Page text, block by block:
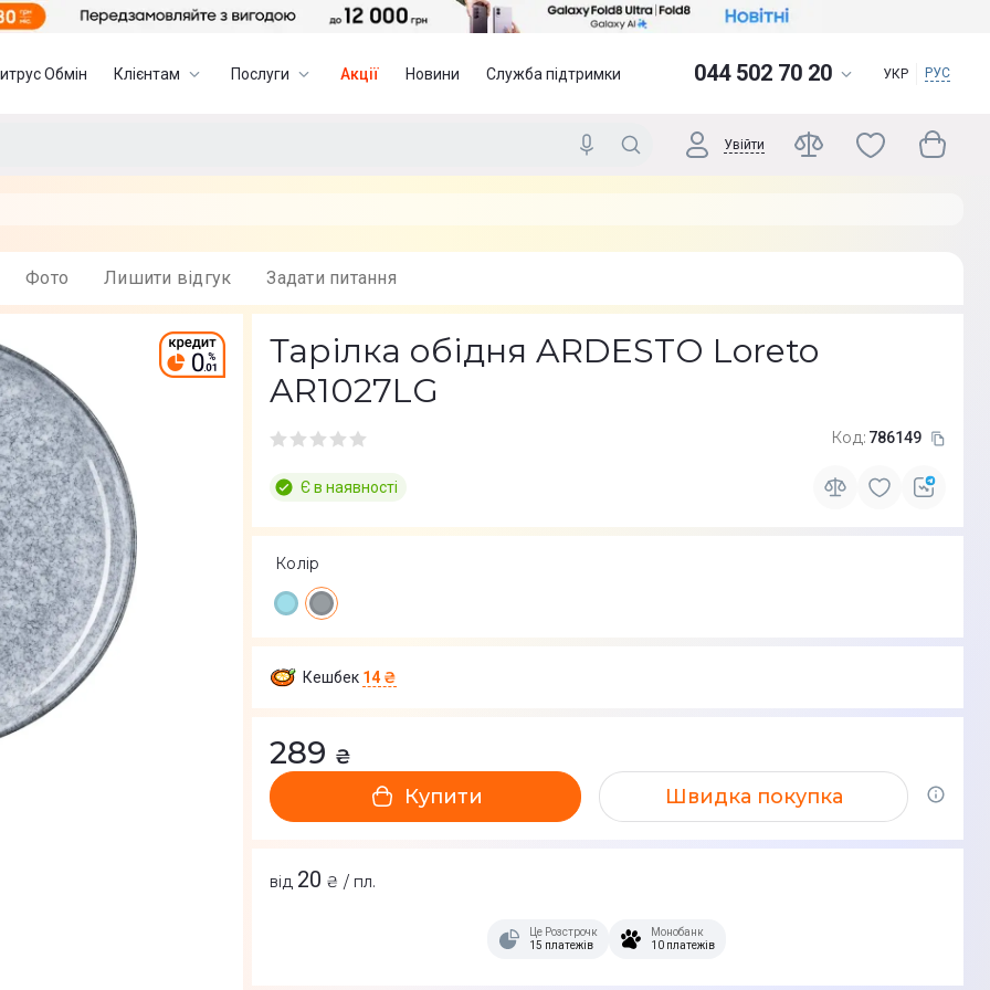
Обмін Клієнтам Послуги Акції Новини Служба підтримки 044 502 70 20 УКР РУС
Увійти
Фото Лишити вiдгук Задати питання
Тарілка обідня ARDESTO Loreto
AR1027LG
Код: 786149
Є в наявності
Колір
Кешбек 14 ₴
289 ₴
Купити Швидка покупка
від 20 ₴ / пл.
Це Розстрочка
15 платежів
Монобанк
10 платежів